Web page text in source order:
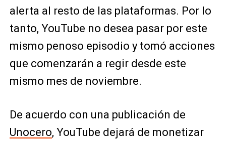
alerta al resto de las plataformas. Por lo
tanto, YouTube no desea pasar por este
mismo penoso episodio y tomó acciones
que comenzarán a regir desde este
mismo mes de noviembre.
De acuerdo con una publicación de
Unocero, YouTube dejará de monetizar